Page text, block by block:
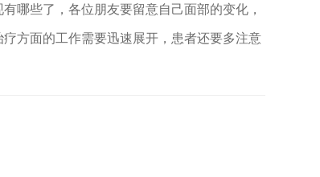
些了，各位朋友要留意自己面部的变化，
方面的工作需要迅速展开，患者还要多注意